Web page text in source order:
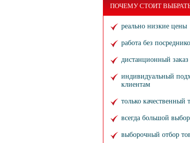
ПОЧЕМУ СТОИТ
реально низкие цены
работа без
дистанционный заказ
индивидуальный
клиентам
только качественный
всегда большой выбор
выборочный отбор